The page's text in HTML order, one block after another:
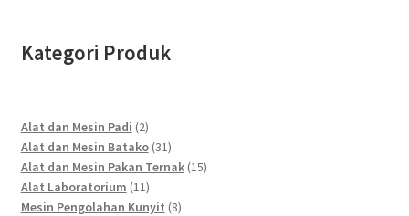
Kategori Produk
Alat dan Mesin Padi 22
products
Alat dan Mesin Batako 3131
products
Alat dan Mesin Pakan Ternak 1515
Alat Laboratorium 1111
products
Mesin Pengolahan Kunyit 88